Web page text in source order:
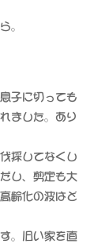
。
子に切っても
ました。あり
採してなくし
し、剪定も大
齢化の波はど
。旧い家を直